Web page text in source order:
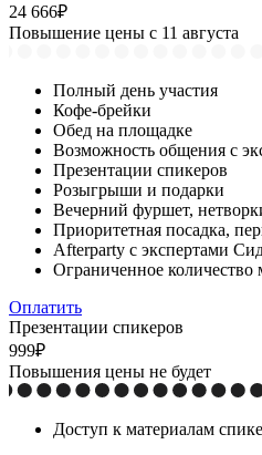
24 666₽
Повышение цены с 11 августа
Полный день участия
Кофе-брейки
Обед на площадке
Возможность общения с
Презентации спикеров
Розыгрыши и подарки
Вечерний фуршет,
Приоритетная посадка,
Afterparty с экспертами
Ограниченное количество
Оплатить
Презентации спикеров
999₽
Повышения цены не будет
Доступ к материалам